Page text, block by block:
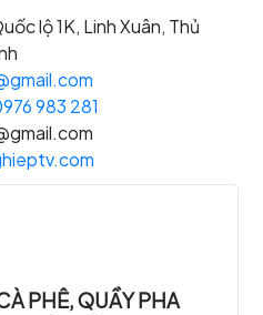
lộ 1K, Linh Xuân, Thủ
983 281
PHÊ, QUẦY PHA